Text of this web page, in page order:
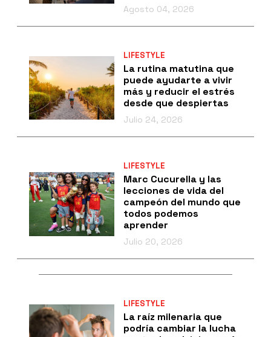
Agosto 04, 2026
LIFESTYLE
La rutina matutina que
puede ayudarte a vivir
más y reducir el estrés
desde que despiertas
Julio 24, 2026
LIFESTYLE
Marc Cucurella y las
lecciones de vida del
campeón del mundo que
todos podemos
aprender
Julio 20, 2026
LIFESTYLE
La raíz milenaria que
podría cambiar la lucha